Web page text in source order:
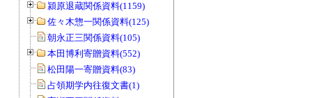
潁原退蔵関係資料(1159)
佐々木惣一関係資料(125)
朝永正三関係資料(105)
本田博利寄贈資料(552)
松田陽一寄贈資料(83)
占領期学内往復文書(1)